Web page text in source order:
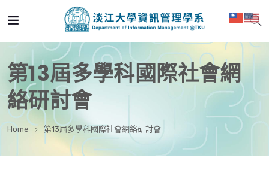
第13屆多學科國際社會網
絡研討會
Home 第13屆多學科國際社會網絡研討會